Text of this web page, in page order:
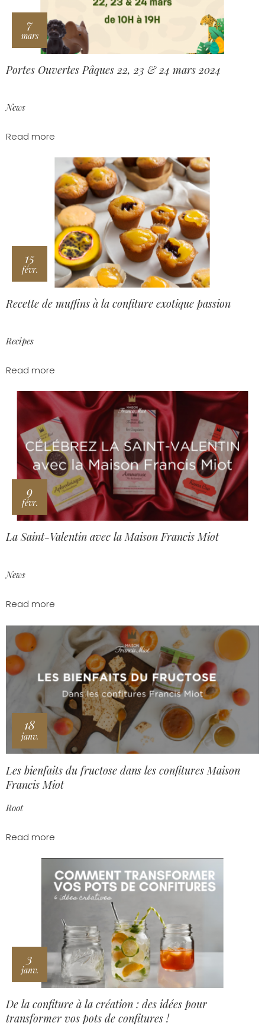
7
mars
Portes Ouvertes Pâques 22, 23 & 24 mars 2024
News
Read more
15
févr.
Recette de muffins à la confiture exotique passion
Recipes
Read more
9
févr.
La Saint-Valentin avec la Maison Francis Miot
News
Read more
18
janv.
Les bienfaits du fructose dans les confitures Maison
Francis Miot
Root
Read more
3
janv.
De la confiture à la création : des idées pour
transformer vos pots de confitures !